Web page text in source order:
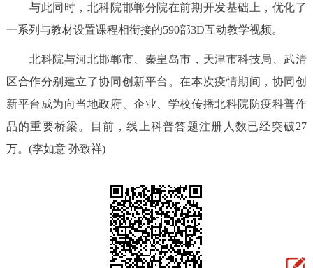
与此同时，北科院邯郸分院在前期开发基础上，优化了
一系列与教材设置课程相衔接的590部3D互动教学视频。
北科院与河北邯郸市、秦皇岛市，天津市科技局、武清
区合作分别建立了协同创新平台。在本次疫情期间，协同创
新平台成为向当地政府、企业、学校传播北科院防疫科普作
品的重要桥梁。目前，线上科普答题注册人数已经突破27
万。(李如意 孙致祥)